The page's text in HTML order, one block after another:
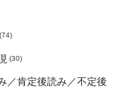
(74)
(30)
／肯定後読み／不定後